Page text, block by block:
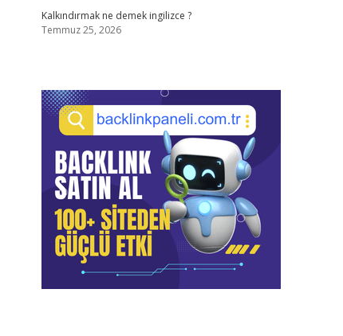
Kalkındırmak ne demek ingilizce ?
Temmuz 25, 2026